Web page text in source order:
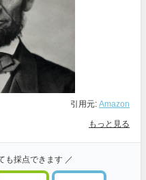
引用元: Amazon
もっと見る
も採点できます ／